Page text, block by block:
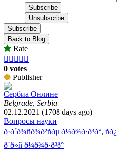
Subscribe
Back to Blog
Rate
    
0 votes
Publisher
Сербиа Онлине
Belgrade, Serbia
02.12.2021 (1708 days ago)
Вопросы науки
ð·ð´ð¾ñð¾ð²ñðµ ð¼ð¾ð·ð³ð°,
ð´ð»ñ ð¼ð¾ð·ð³ð°